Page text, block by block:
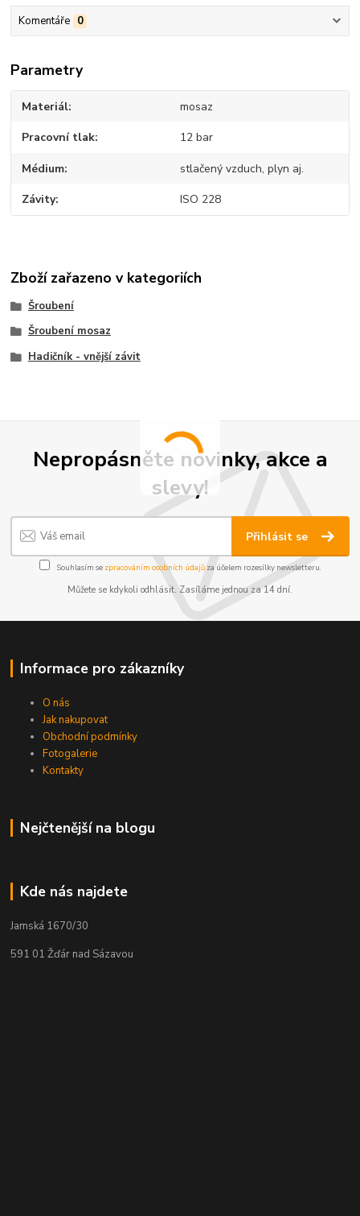
Komentáře 0
Parametry
Materiál mosaz
Pracovní tlak 12 bar
Médium stlačený vzduch, plyn aj.
Závity ISO 228
Zboží zařazeno v kategoriích
Šroubení
Šroubení mosaz
Hadičník - vnější závit
Nepropásněte novinky, akce a
slevy!
Přihlásit se
Souhlasím se zpracováním osobních údajůza účelem rozesílky newsletteru.
Můžete se kdykoli odhlásit. Zasíláme jednou za 14 dní.
Informace pro zákazníky
O nás
Jak nakupovat
Obchodní podmínky
Fotogalerie
Kontakty
Nejčtenější na blogu
Kde nás najdete
Jamská 1670/30
591 01 Žďár nad Sázavou